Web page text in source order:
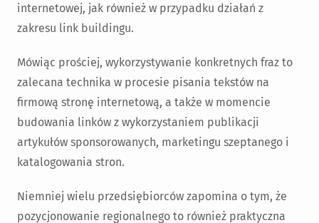
internetowej, jak również w przypadku działań z
zakresu link buildingu.
Mówiąc prościej, wykorzystywanie konkretnych fraz to
zalecana technika w procesie pisania tekstów na
firmową stronę internetową, a także w momencie
budowania linków z wykorzystaniem publikacji
artykułów sponsorowanych, marketingu szeptanego i
katalogowania stron.
Niemniej wielu przedsiębiorców zapomina o tym, że
pozycjonowanie regionalnego to również praktyczna